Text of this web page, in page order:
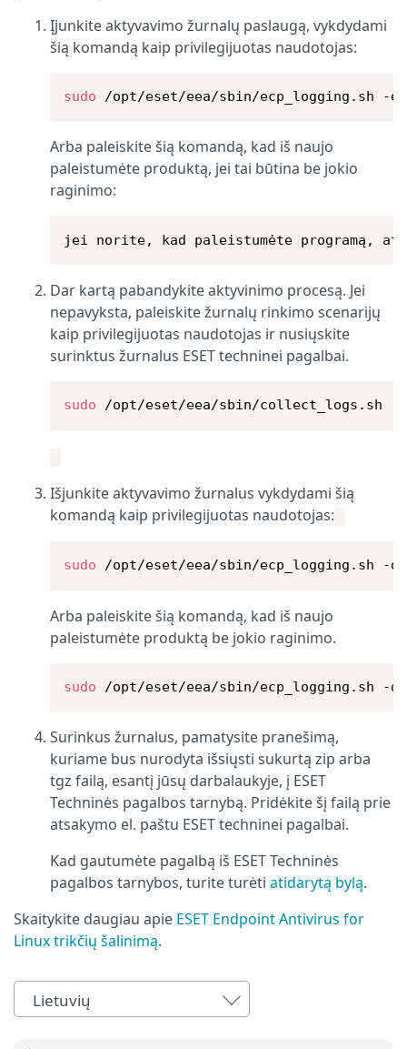
Įjunkite aktyvavimo žurnalų paslaugą, vykdydami
šią komandą kaip privilegijuotas naudotojas:
sudo /opt/eset/eea/sbin/ecp_logging.sh -e
Arba paleiskite šią komandą, kad iš naujo
paleistumėte produktą, jei tai būtina be jokio
raginimo:
jei norite, kad paleistumėte programą,
Dar kartą pabandykite aktyvinimo procesą. Jei
nepavyksta, paleiskite žurnalų rinkimo scenarijų
kaip privilegijuotas naudotojas ir nusiųskite
surinktus žurnalus ESET techninei pagalbai.
sudo /opt/eset/eea/sbin/collect_logs.sh
Išjunkite aktyvavimo žurnalus vykdydami šią
komandą kaip privilegijuotas naudotojas:
sudo /opt/eset/eea/sbin/ecp_logging.sh -d
Arba paleiskite šią komandą, kad iš naujo
paleistumėte produktą be jokio raginimo.
sudo /opt/eset/eea/sbin/ecp_logging.sh -
Surinkus žurnalus, pamatysite pranešimą,
kuriame bus nurodyta išsiųsti sukurtą zip arba
tgz failą, esantį jūsų darbalaukyje, į ESET
Techninės pagalbos tarnybą. Pridėkite šį failą prie
atsakymo el. paštu ESET techninei pagalbai.
Kad gautumėte pagalbą iš ESET Techninės
pagalbos tarnybos, turite turėti atidarytą bylą.
Skaitykite daugiau apie ESET Endpoint Antivirus for
Linux trikčių šalinimą.
Lietuvių